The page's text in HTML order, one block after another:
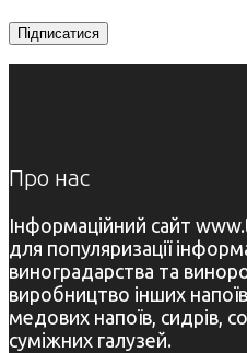
Про нас
Інформаційний сайт
для популяризації
виноградарства та
виробництво інших
медових напоїв, сидрів,
суміжних галузей.